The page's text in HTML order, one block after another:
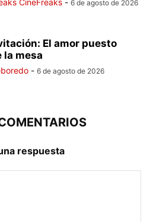
CineFreaks - 6 de agosto de 2026
El amor puesto
la mesa
- 6 de agosto de 2026
respuesta